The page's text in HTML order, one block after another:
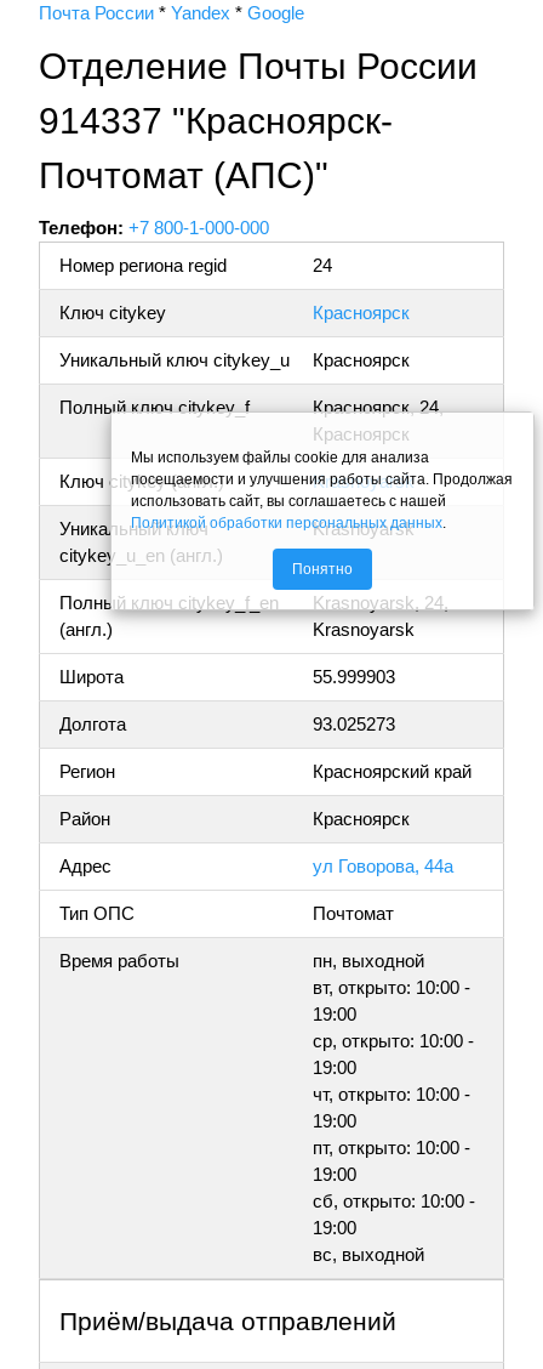
Почта России * Yandex * Google
Отделение Почты России
914337 "Красноярск-
Почтомат (АПС)"
Телефон: +7 800-1-000-000
Номер региона regid
24
Ключ citykey Красноярск
Уникальный ключ citykey_u Красноярск
Полный ключ citykey_f
Красноярск, 24,
Красноярск
Ключ citykey (англ.) Krasnoyarsk
Уникальный ключ
citykey_u_en (англ.)
Krasnoyarsk
Полный ключ citykey_f_en
(англ.)
Krasnoyarsk, 24,
Krasnoyarsk
Широта 55.999903
Долгота 93.025273
Регион Красноярский край
Район Красноярск
Адрес ул Говорова, 44а
Тип ОПС Почтомат
Время работы
пн, выходной
вт, открыто: 10:00 -
19:00
ср, открыто: 10:00 -
19:00
чт, открыто: 10:00 -
19:00
пт, открыто: 10:00 -
19:00
сб, открыто: 10:00 -
19:00
вс, выходной
Приём/выдача отправлений
Мы используем файлы cookie для анализа
посещаемости и улучшения работы сайта. Продолжая
использовать сайт, вы соглашаетесь с нашей
Политикой обработки персональных данных.
Понятно